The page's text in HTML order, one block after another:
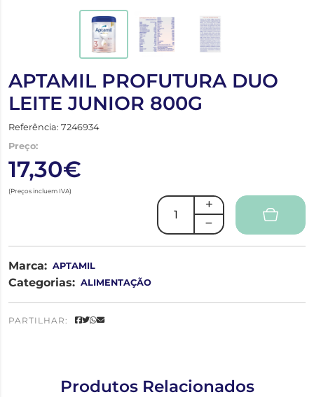
APTAMIL PROFUTURA DUO
LEITE JUNIOR 800G
Referência: 7246934
Preço:
17,30€
(Preços incluem IVA)
Marca: APTAMIL
Categorias: ALIMENTAÇÃO
PARTILHAR:
Produtos Relacionados